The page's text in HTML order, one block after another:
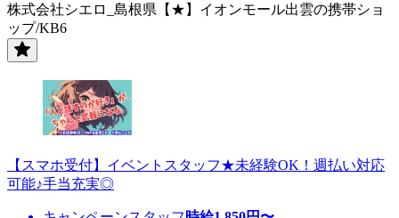
株式会社シエロ_島根県【★】イオンモール出雲の携帯ショ
ップ/KB6
【スマホ受付】イベントスタッフ★未経験OK！週払い対応
可能♪手当充実◎